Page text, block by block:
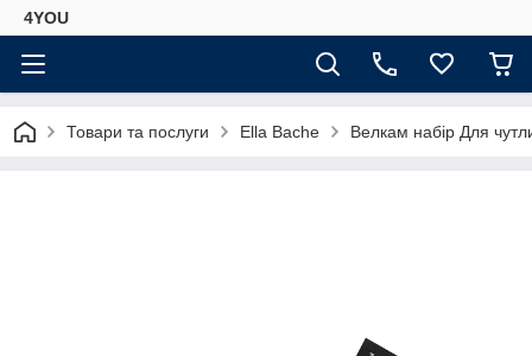
4YOU
Товари та послуги Ella Bache Велкам набір Для